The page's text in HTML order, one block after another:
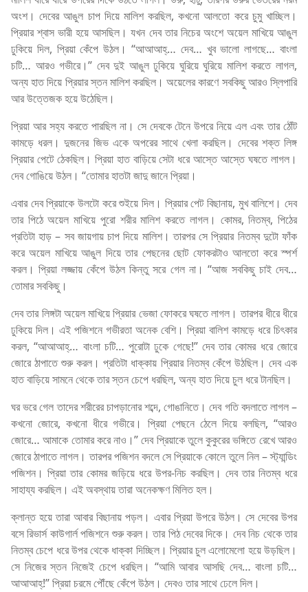
অংশ। দেবের আঙুল চাপ দিয়ে মালিশ করছিল, কখনো আলতো করে চুমু খাচ্ছিল।
প্রিয়ার শ্বাস ভারী হয়ে আসছিল। যখন দেব তার নিচের অংশে অয়েল মাখিয়ে আঙুল
ঢুকিয়ে দিল, প্রিয়া কেঁপে উঠল। “আআআহ্… দেব… খুব ভালো লাগছে… বাংলা
চটি… আরও গভীরে।” দেব দুই আঙুল ঢুকিয়ে ঘুরিয়ে ঘুরিয়ে মালিশ করতে লাগল,
অন্য হাত দিয়ে প্রিয়ার স্তন মালিশ করছিল। অয়েলের কারণে সবকিছু আরও স্লিপারি
আর উত্তেজক হয়ে উঠেছিল।
প্রিয়া আর সহ্য করতে পারছিল না। সে দেবকে টেনে উপরে নিয়ে এল এবং তার ঠোঁট
কামড়ে ধরল। দুজনের জিভ একে অপরের সাথে খেলা করছিল। দেবের শক্ত লিঙ্গ
প্রিয়ার পেটে ঠেকছিল। প্রিয়া হাত বাড়িয়ে সেটা ধরে আস্তে আস্তে ঘষতে লাগল।
দেব গোঙিয়ে উঠল। “তোমার হাতটা জাদু জানে প্রিয়া।
এবার দেব প্রিয়াকে উলটো করে শুইয়ে দিল। প্রিয়ার পেট বিছানায়, মুখ বালিশে। দেব
তার পিঠে অয়েল মাখিয়ে পুরো শরীর মালিশ করতে লাগল। কোমর, নিতম্ব, পিঠের
প্রতিটা হাড় – সব জায়গায় চাপ দিয়ে মালিশ। তারপর সে প্রিয়ার নিতম্ব দুটো ফাঁক
করে অয়েল মাখিয়ে আঙুল দিয়ে তার পেছনের ছোট ফোকরটাও আলতো করে স্পর্শ
করল। প্রিয়া লজ্জায় কেঁপে উঠল কিন্তু সরে গেল না। “আজ সবকিছু চাই দেব…
তোমার সবকিছু।
দেব তার লিঙ্গটা অয়েল মাখিয়ে প্রিয়ার ভেজা ফোকরে ঘষতে লাগল। তারপর ধীরে ধীরে
ঢুকিয়ে দিল। এই পজিশনে গভীরতা অনেক বেশি। প্রিয়া বালিশ কামড়ে ধরে চিৎকার
করল, “আআআহ্… বাংলা চটি… পুরোটা ঢুকে গেছে!” দেব তার কোমর ধরে জোরে
জোরে ঠাপাতে শুরু করল। প্রতিটা ধাক্কায় প্রিয়ার নিতম্ব কেঁপে উঠছিল। দেব এক
হাত বাড়িয়ে সামনে থেকে তার স্তন চেপে ধরছিল, অন্য হাত দিয়ে চুল ধরে টানছিল।
ঘর ভরে গেল তাদের শরীরের চাপড়ানোর শব্দে, গোঙানিতে। দেব গতি বদলাতে লাগল –
কখনো জোরে, কখনো ধীরে গভীরে। প্রিয়া পেছনে ঠেলে দিয়ে বলছিল, “আরও
জোরে… আমাকে তোমার করে নাও।” দেব প্রিয়াকে তুলে কুকুরের ভঙ্গিতে রেখে আরও
জোরে ঠাপাতে লাগল। তারপর পজিশন বদলে সে প্রিয়াকে কোলে তুলে নিল – স্ট্যান্ডিং
পজিশন। প্রিয়া তার কোমর জড়িয়ে ধরে উপর-নিচ করছিল। দেব তার নিতম্ব ধরে
সাহায্য করছিল। এই অবস্থায় তারা অনেকক্ষণ মিলিত হল।
ক্লান্ত হয়ে তারা আবার বিছানায় পড়ল। এবার প্রিয়া উপরে উঠল। সে দেবের উপর
বসে রিভার্স কাউগার্ল পজিশনে শুরু করল। তার পিঠ দেবের দিকে। দেব নিচ থেকে তার
নিতম্ব চেপে ধরে উপর থেকে ধাক্কা দিচ্ছিল। প্রিয়ার চুল এলোমেলো হয়ে উড়ছিল।
সে নিজের স্তন নিজেই চেপে ধরছিল। “আমি আবার আসছি দেব… বাংলা চটি…
আআআহ্!” প্রিয়া চরমে পৌঁছে কেঁপে উঠল। দেবও তার সাথে ঢেলে দিল।